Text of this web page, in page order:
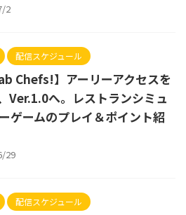
2
配信スケジュール
Chefs!】アーリーアクセスを
Ver.1.0へ。レストランシミュ
ゲームのプレイ＆ポイント紹
29
配信スケジュール